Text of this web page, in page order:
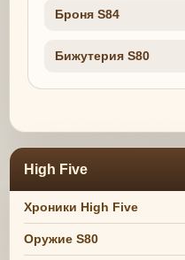
Броня S84
Бижутерия S80
High Five
Хроники High Five
Оружие S80